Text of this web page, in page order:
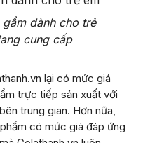
dành cho trẻ
cung cấp
lại có mức giá
trực tiếp sản xuất với
trung gian. Hơn nữa,
có mức giá đáp ứng